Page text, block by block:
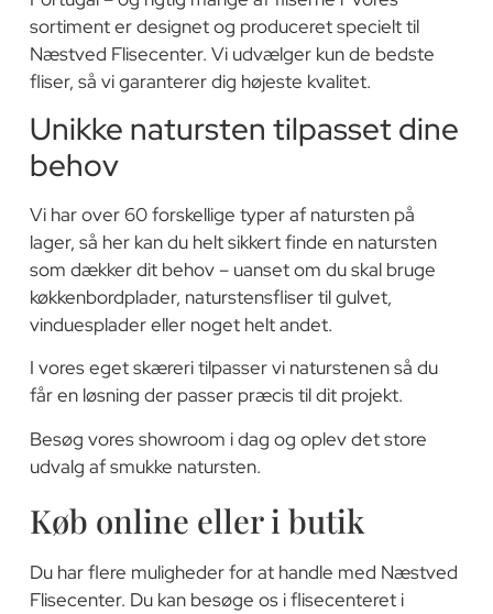
sortiment er designet og produceret specielt til
Næstved Flisecenter. Vi udvælger kun de bedste
fliser, så vi garanterer dig højeste kvalitet.
Unikke natursten tilpasset dine
behov
Vi har over 60 forskellige typer af natursten på
lager, så her kan du helt sikkert finde en natursten
som dækker dit behov – uanset om du skal bruge
køkkenbordplader, naturstensfliser til gulvet,
vinduesplader eller noget helt andet.
I vores eget skæreri tilpasser vi naturstenen så du
får en løsning der passer præcis til dit projekt.
Besøg vores showroom i dag og oplev det store
udvalg af smukke natursten.
Køb online eller i butik
Du har flere muligheder for at handle med Næstved
Flisecenter. Du kan besøge os i flisecenteret i